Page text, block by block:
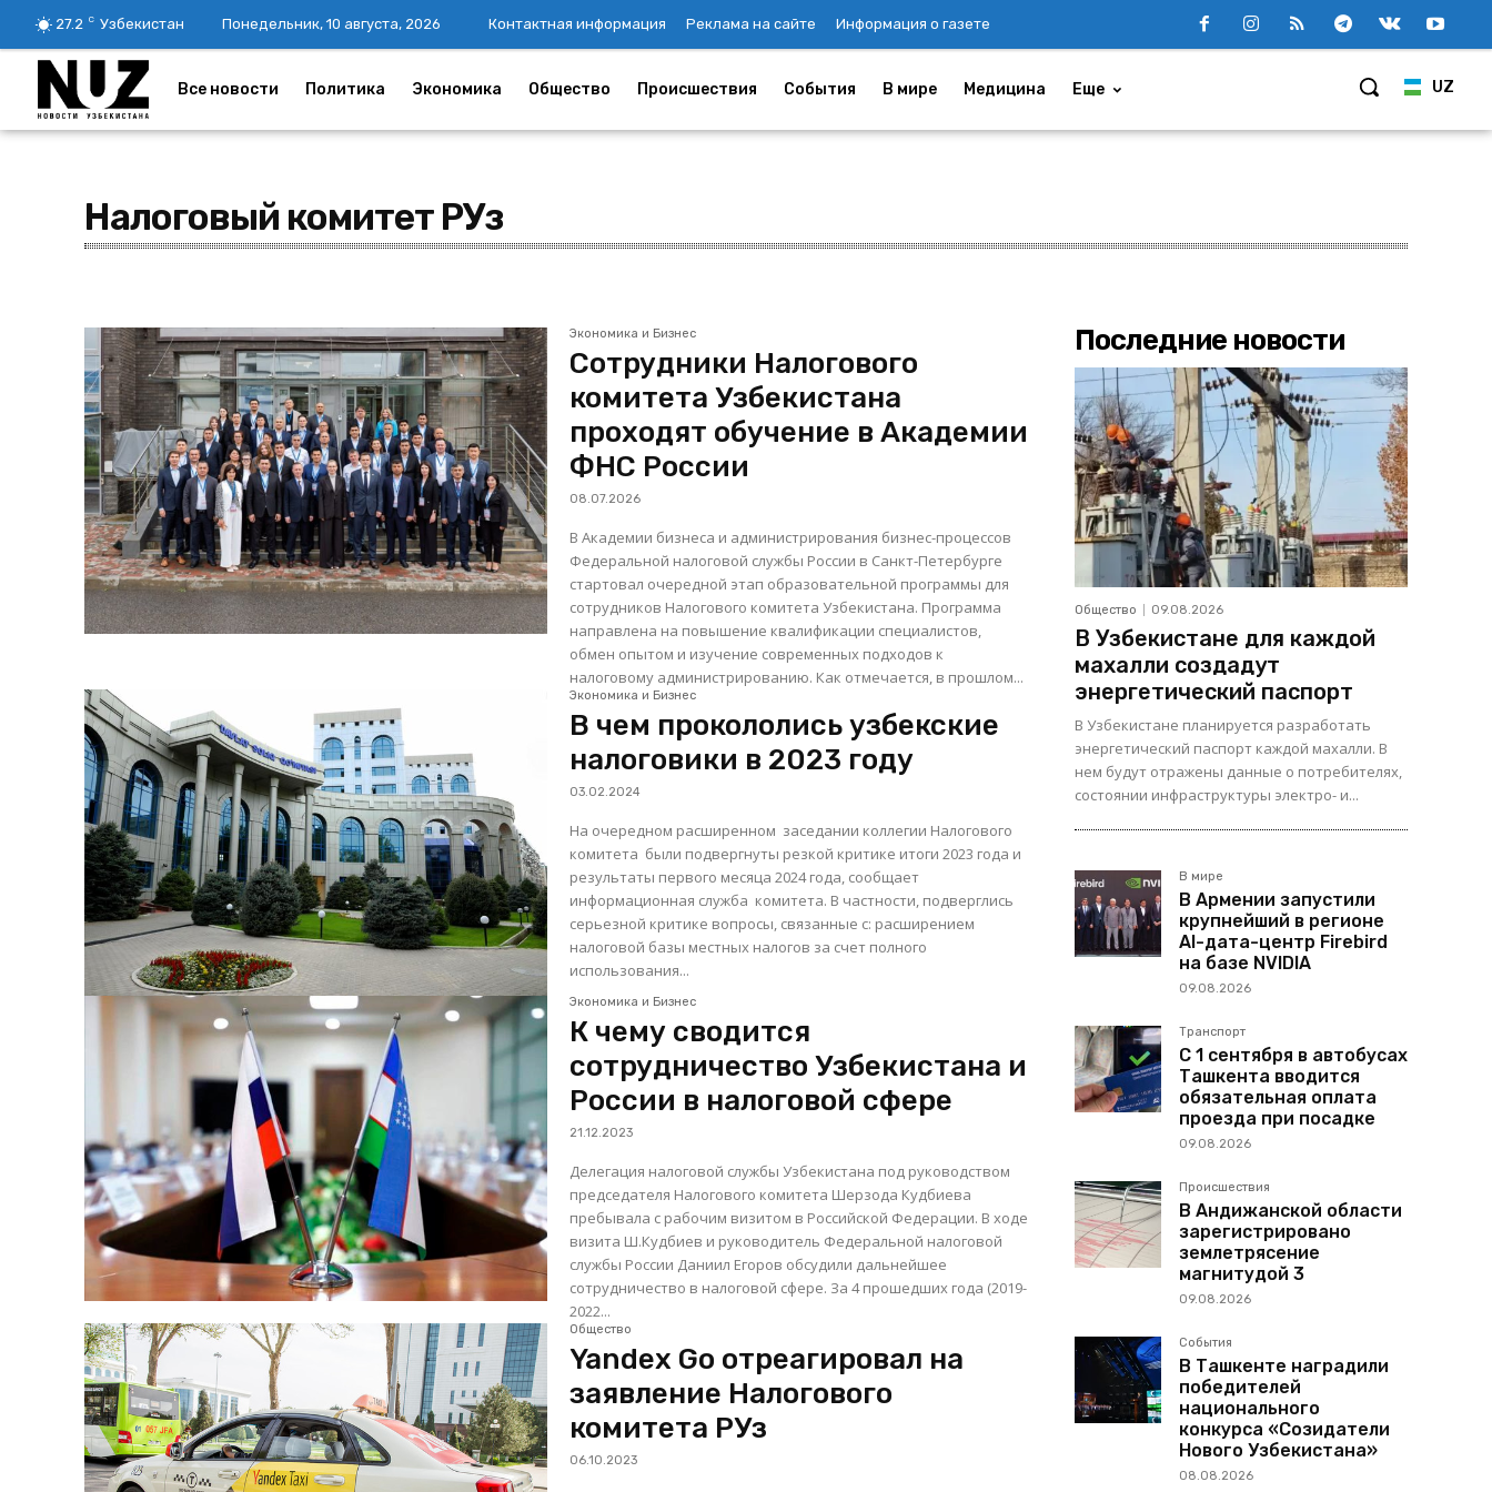
27.2 C Узбекистан Понедельник, 10 августа, 2026 Контактная информация Реклама на сайте Информация о газете
UZ
Все новости Политика Экономика Общество Происшествия События В мире Медицина Еще
Налоговый комитет РУз
Экономика и Бизнес
Сотрудники Налогового
комитета Узбекистана
проходят обучение в Академии
ФНС России
08.07.2026
В Академии бизнеса и администрирования бизнес-процессов
Федеральной налоговой службы России в Санкт-Петербурге
стартовал очередной этап образовательной программы для
сотрудников Налогового комитета Узбекистана. Программа
направлена на повышение квалификации специалистов,
обмен опытом и изучение современных подходов к
налоговому администрированию. Как отмечается, в прошлом...
Экономика и Бизнес
В чем прокололись узбекские
налоговики в 2023 году
03.02.2024
На очередном расширенном заседании коллегии Налогового
комитета были подвергнуты резкой критике итоги 2023 года и
результаты первого месяца 2024 года, сообщает
информационная служба комитета. В частности, подверглись
серьезной критике вопросы, связанные с: расширением
налоговой базы местных налогов за счет полного
использования...
Экономика и Бизнес
К чему сводится
сотрудничество Узбекистана и
России в налоговой сфере
21.12.2023
Делегация налоговой службы Узбекистана под руководством
председателя Налогового комитета Шерзода Кудбиева
пребывала с рабочим визитом в Российской Федерации. В ходе
визита Ш.Кудбиев и руководитель Федеральной налоговой
службы России Даниил Егоров обсудили дальнейшее
сотрудничество в налоговой сфере. За 4 прошедших года (2019-
2022...
Общество
Yandex Go отреагировал на
заявление Налогового
комитета РУз
06.10.2023
Последние новости
Общество 09.08.2026
В Узбекистане для каждой
махалли создадут
энергетический паспорт
В Узбекистане планируется разработать
энергетический паспорт каждой махалли. В
нем будут отражены данные о потребителях,
состоянии инфраструктуры электро- и...
В мире
В Армении запустили
крупнейший в регионе
AI-дата-центр Firebird
на базе NVIDIA
09.08.2026
Транспорт
С 1 сентября в автобусах
Ташкента вводится
обязательная оплата
проезда при посадке
09.08.2026
Происшествия
В Андижанской области
зарегистрировано
землетрясение
магнитудой 3
09.08.2026
События
В Ташкенте наградили
победителей
национального
конкурса «Созидатели
Нового Узбекистана»
08.08.2026